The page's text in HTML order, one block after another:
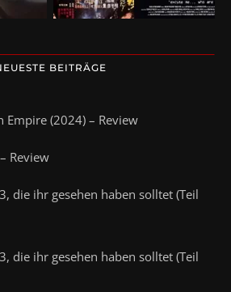
BEITRÄGE
Empire (2024) – Review
Review
die ihr gesehen haben solltet (Teil
die ihr gesehen haben solltet (Teil